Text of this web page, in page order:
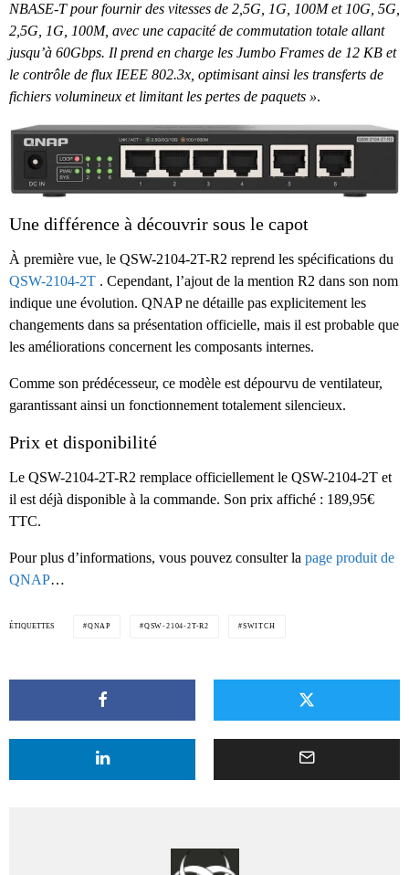
NBASE-T pour fournir des vitesses de 2,5G, 1G, 100M et 10G, 5G,
2,5G, 1G, 100M, avec une capacité de commutation totale allant
jusqu’à 60Gbps. Il prend en charge les Jumbo Frames de 12 KB et
le contrôle de flux IEEE 802.3x, optimisant ainsi les transferts de
fichiers volumineux et limitant les pertes de paquets ».
Une différence à découvrir sous le capot
À première vue, le QSW-2104-2T-R2 reprend les spécifications du
QSW-2104-2T . Cependant, l’ajout de la mention R2 dans son nom
indique une évolution. QNAP ne détaille pas explicitement les
changements dans sa présentation officielle, mais il est probable que
les améliorations concernent les composants internes.
Comme son prédécesseur, ce modèle est dépourvu de ventilateur,
garantissant ainsi un fonctionnement totalement silencieux.
Prix et disponibilité
Le QSW-2104-2T-R2 remplace officiellement le QSW-2104-2T et
il est déjà disponible à la commande. Son prix affiché : 189,95€
TTC.
Pour plus d’informations, vous pouvez consulter la page produit de
QNAP…
ÉTIQUETTES QNAP QSW-2104-2T-R2 SWITCH